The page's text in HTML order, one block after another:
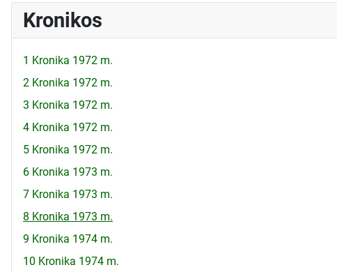
Kronikos
1 Kronika 1972 m.
2 Kronika 1972 m.
3 Kronika 1972 m.
4 Kronika 1972 m.
5 Kronika 1972 m.
6 Kronika 1973 m.
7 Kronika 1973 m.
8 Kronika 1973 m.
9 Kronika 1974 m.
10 Kronika 1974 m.